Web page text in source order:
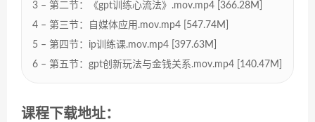
3 – 第二节：《gpt训练心流法》.mov.mp4 [366.28M]
4 – 第三节：自媒体应用.mov.mp4 [547.74M]
5 – 第四节：ip训练课.mov.mp4 [397.63M]
6 – 第五节：gpt创新玩法与金钱关系.mov.mp4 [140.47M]
课程下载地址：